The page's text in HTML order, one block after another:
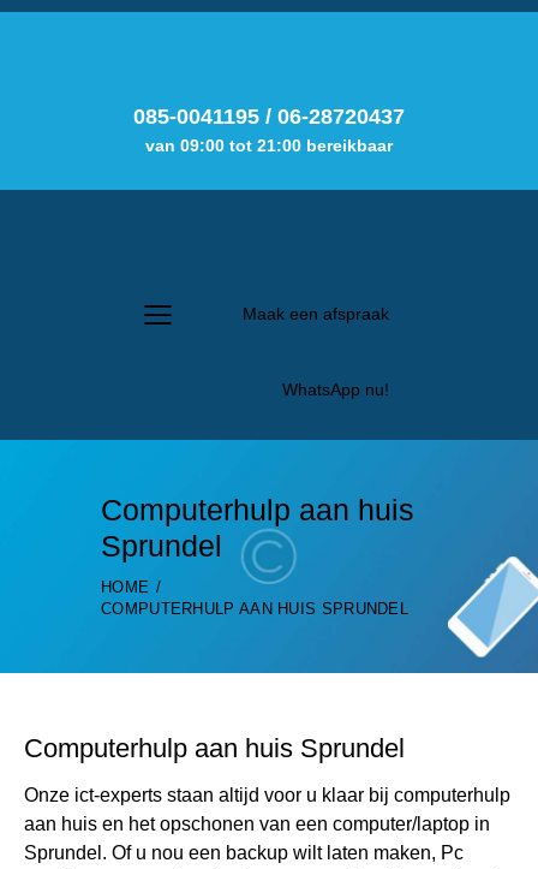
085-0041195 / 06-28720437
van 09:00 tot 21:00 bereikbaar
Maak een afspraak
WhatsApp nu!
Computerhulp aan huis
Sprundel
HOME
COMPUTERHULP AAN HUIS SPRUNDEL
Computerhulp aan huis Sprundel
Onze ict-experts staan altijd voor u klaar bij computerhulp
aan huis en het opschonen van een computer/laptop in
Sprundel. Of u nou een backup wilt laten maken, Pc